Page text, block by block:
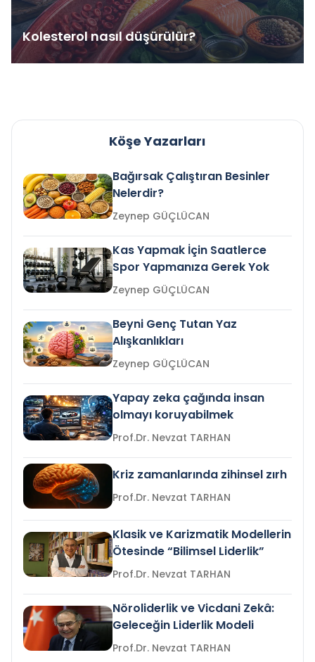
Kolesterol nasıl düşürülür?
Köşe Yazarları
Bağırsak Çalıştıran Besinler
Nelerdir?
Zeynep GÜÇLÜCAN
Kas Yapmak İçin Saatlerce
Spor Yapmanıza Gerek Yok
Zeynep GÜÇLÜCAN
Beyni Genç Tutan Yaz
Alışkanlıkları
Zeynep GÜÇLÜCAN
Yapay zeka çağında insan
olmayı koruyabilmek
Prof.Dr. Nevzat TARHAN
Kriz zamanlarında zihinsel zırh
Prof.Dr. Nevzat TARHAN
Klasik ve Karizmatik Modellerin
Ötesinde “Bilimsel Liderlik”
Prof.Dr. Nevzat TARHAN
Nöroliderlik ve Vicdani Zekâ:
Geleceğin Liderlik Modeli
Prof.Dr. Nevzat TARHAN